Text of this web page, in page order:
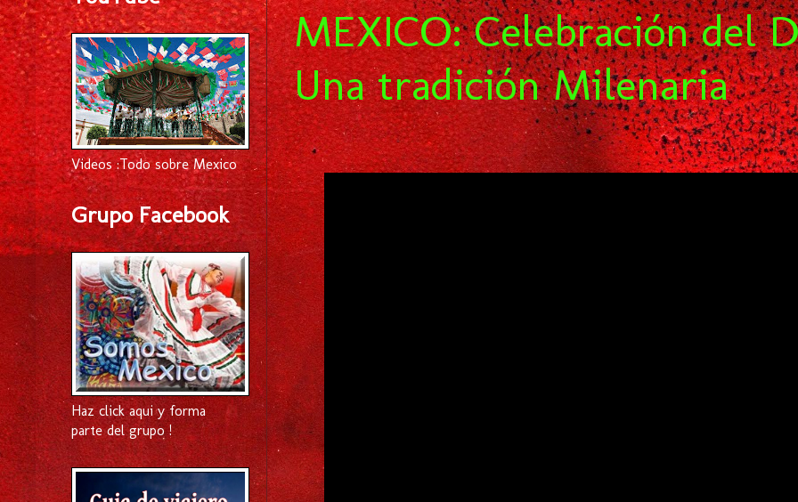
MEXICO: Celebración del
Una tradición Milenaria
Videos :Todo sobre Mexico
Grupo Facebook
Haz click aqui y forma
parte del grupo !